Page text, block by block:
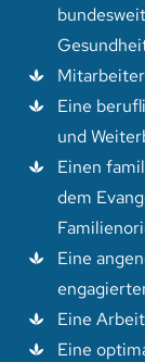
Eine
und
Einen
dem
Eine
Eine
Eine